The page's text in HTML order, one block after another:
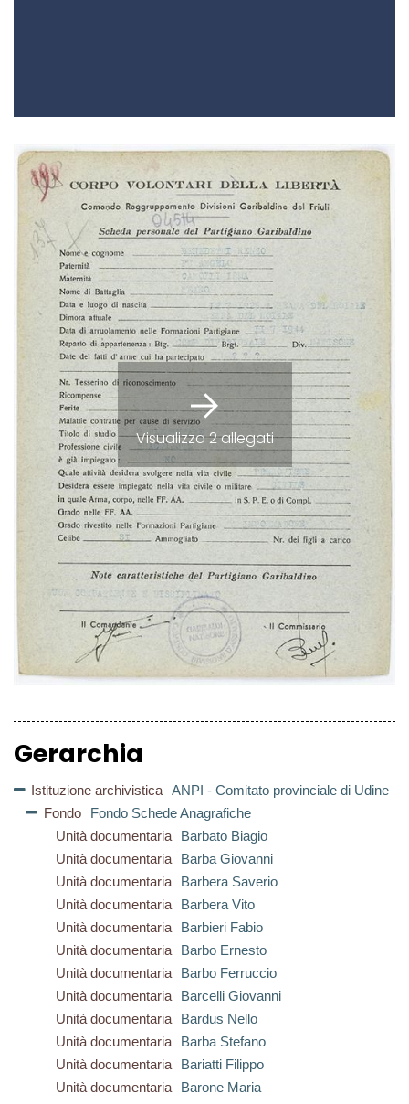
Visualizza 2 allegati
Gerarchia
Istituzione archivistica
ANPI - Comitato provinciale di Udine
Fondo
Fondo Schede Anagrafiche
Unità documentaria
Barbato Biagio
Unità documentaria
Barba Giovanni
Unità documentaria
Barbera Saverio
Unità documentaria
Barbera Vito
Unità documentaria
Barbieri Fabio
Unità documentaria
Barbo Ernesto
Unità documentaria
Barbo Ferruccio
Unità documentaria
Barcelli Giovanni
Unità documentaria
Bardus Nello
Unità documentaria
Barba Stefano
Unità documentaria
Bariatti Filippo
Unità documentaria
Barone Maria